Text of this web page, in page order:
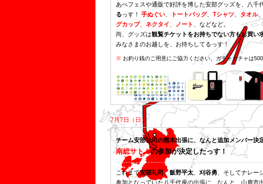
あべフェスや通販で好評を博した安部グッズを、八千
るっす！ 手ぬぐい、 トートバッグ、 Tシャツ、 タオル、
グカップ、 ネクタイ、 ノート 、などなど。
尚、グッズは観覧チケットをお持ちでない方もお買い
みなさまのお越しを、お待ちしてるっす！
※ お釣り銭のご用意にご協力ください。ガチャガチャは
7月7日（日）
チーム安部礼司の熊本出張に、なんと追加メンバー決
南総サトミの参加が決定したっす！
これまで安部礼司 、飯野平太、 刈谷勇、そしてナレー
参加となっていた八千代座の出張に、なんと、山鹿市